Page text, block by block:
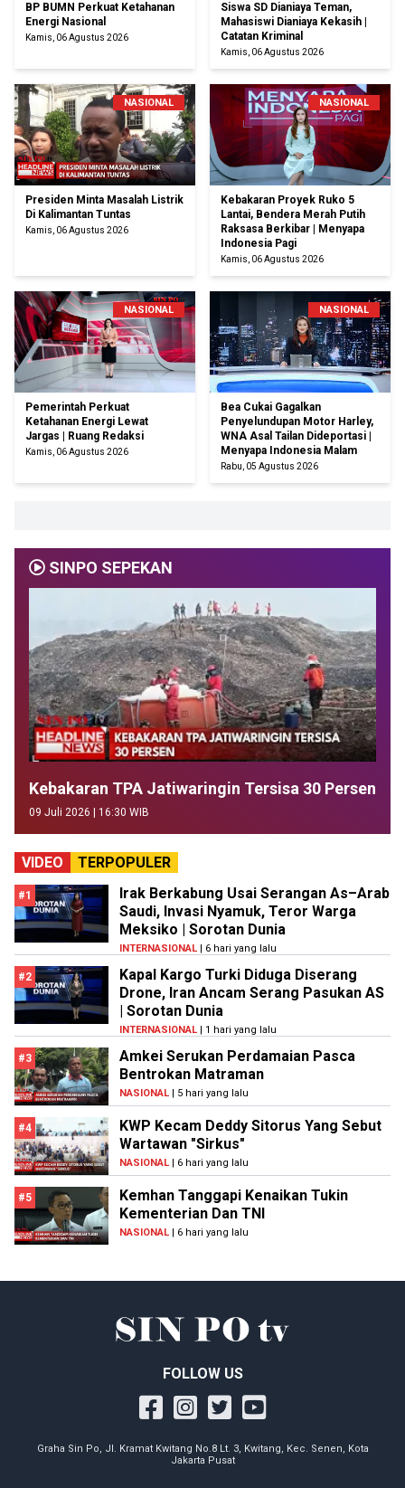
BP BUMN Perkuat Ketahanan
Energi Nasional
Kamis, 06 Agustus 2026
Siswa SD Dianiaya Teman,
Mahasiswi Dianiaya Kekasih |
Catatan Kriminal
Kamis, 06 Agustus 2026
NASIONAL
Presiden Minta Masalah Listrik
Di Kalimantan Tuntas
Kamis, 06 Agustus 2026
NASIONAL
Kebakaran Proyek Ruko 5
Lantai, Bendera Merah Putih
Raksasa Berkibar | Menyapa
Indonesia Pagi
Kamis, 06 Agustus 2026
NASIONAL
Pemerintah Perkuat
Ketahanan Energi Lewat
Jargas | Ruang Redaksi
Kamis, 06 Agustus 2026
NASIONAL
Bea Cukai Gagalkan
Penyelundupan Motor Harley,
WNA Asal Tailan Dideportasi |
Menyapa Indonesia Malam
Rabu, 05 Agustus 2026
SINPO SEPEKAN
Kebakaran TPA Jatiwaringin Tersisa 30 Persen
09 Juli 2026 | 16:30 WIB
VIDEO TERPOPULER
#1
Irak Berkabung Usai Serangan As–Arab
Saudi, Invasi Nyamuk, Teror Warga
Meksiko | Sorotan Dunia
INTERNASIONAL | 6 hari yang lalu
#2
Kapal Kargo Turki Diduga Diserang
Drone, Iran Ancam Serang Pasukan AS
| Sorotan Dunia
INTERNASIONAL | 1 hari yang lalu
#3
Amkei Serukan Perdamaian Pasca
Bentrokan Matraman
NASIONAL | 5 hari yang lalu
#4
KWP Kecam Deddy Sitorus Yang Sebut
Wartawan "Sirkus"
NASIONAL | 6 hari yang lalu
#5
Kemhan Tanggapi Kenaikan Tukin
Kementerian Dan TNI
NASIONAL | 6 hari yang lalu
FOLLOW US
Graha Sin Po, Jl. Kramat Kwitang No.8 Lt. 3, Kwitang, Kec. Senen, Kota
Jakarta Pusat